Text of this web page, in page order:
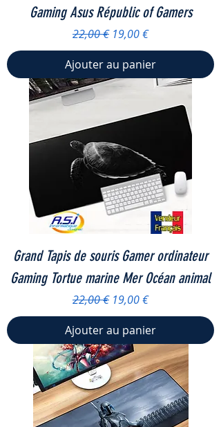
Gaming Asus Républic of Gamers
Prix original
22,00 € Prix promotionnel
19,00 €
Ajouter au panier
Grand Tapis de souris Gamer ordinateur
Gaming Tortue marine Mer Océan animal
Prix original
22,00 € Prix promotionnel
19,00 €
Ajouter au panier